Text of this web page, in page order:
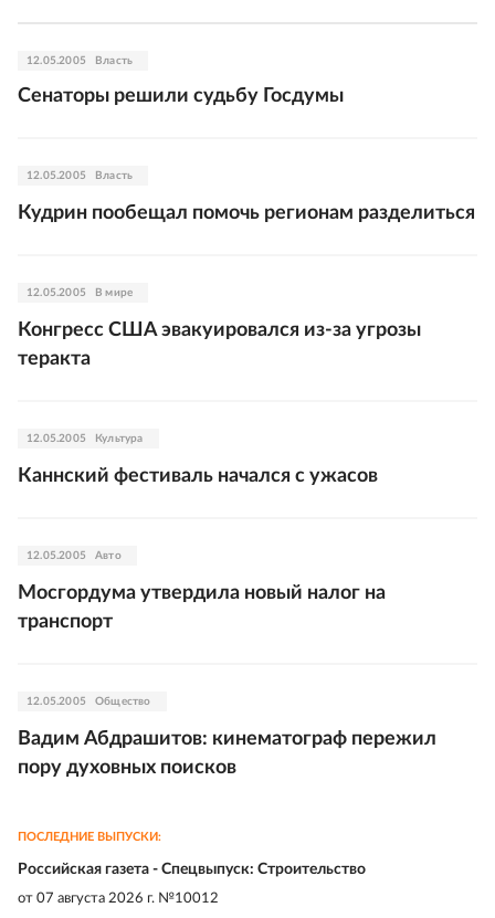
12.05.2005 Власть
Сенаторы решили судьбу Госдумы
12.05.2005 Власть
Кудрин пообещал помочь регионам разделиться
12.05.2005 В мире
Конгресс США эвакуировался из-за угрозы
теракта
12.05.2005 Культура
Каннский фестиваль начался с ужасов
12.05.2005 Авто
Мосгордума утвердила новый налог на
транспорт
12.05.2005 Общество
Вадим Абдрашитов: кинематограф пережил
пору духовных поисков
ПОСЛЕДНИЕ ВЫПУСКИ:
Российская газета - Спецвыпуск: Строительство
от 07 августа 2026 г. №10012